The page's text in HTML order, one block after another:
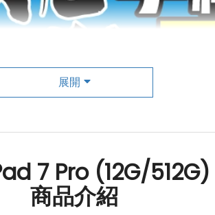
展開
7 Pro (12G/512G)
商品介紹